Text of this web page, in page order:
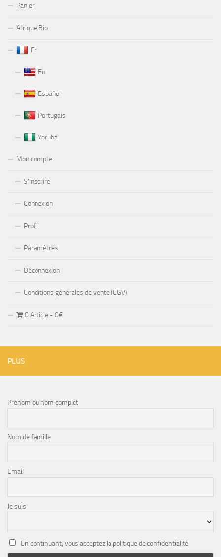
Panier
Afrique Bio
Fr
En
Español
Portugais
Yoruba
Mon compte
S’inscrire
Connexion
Profil
Paramètres
Déconnexion
Conditions générales de vente (CGV)
0 Article 0€
PLUS
Prénom ou nom complet
Nom de famille
Email
Je suis
En continuant, vous acceptez la politique de confidentialité